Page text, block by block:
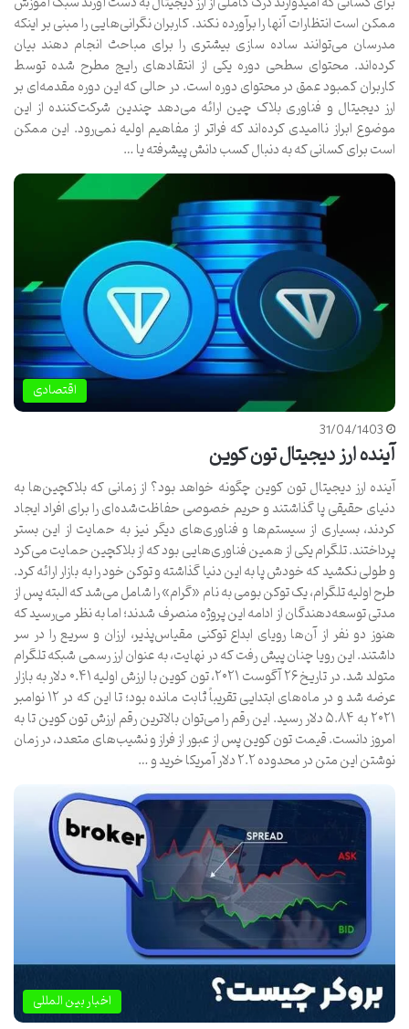
ممکن است انتظارات آنها را برآورده نکند. کاربران نگرانی‌هایی را مبنی بر اینکه
مدرسان می‌توانند ساده سازی بیشتری را برای مباحث انجام دهند بیان
کرده‌اند. محتوای سطحی دوره یکی از انتقادهای رایج مطرح شده توسط
کاربران کمبود عمق در محتوای دوره است. در حالی که این دوره مقدمه‌ای بر
ارز دیجیتال و فناوری بلاک چین ارائه می‌دهد چندین شرکت‌کننده از این
موضوع ابراز ناامیدی کرده‌اند که فراتر از مفاهیم اولیه نمی‌رود. این ممکن
است برای کسانی که به دنبال کسب دانش پیشرفته یا …
اقتصادی
31/04/1403
آینده ارز دیجیتال تون کوین
آینده ارز دیجیتال تون کوین چگونه خواهد بود؟ از زمانی که بلاکچین‌ها به
دنیای حقیقی پا گذاشتند و حریم خصوصی حفاظت‌شده‌ای را برای افراد ایجاد
کردند، بسیاری از سیستم‌ها و فناوری‌های دیگر نیز به حمایت از این بستر
پرداختند. تلگرام یکی از همین فناوری‌هایی بود که از بلاکچین حمایت می‌کرد
و طولی نکشید که خودش پا به این دنیا گذاشته و توکن خود را به بازار ارائه کرد.
طرح اولیه تلگرام، یک توکن بومی به نام «گرام» را شامل می‌شد که البته پس از
مدتی توسعه‌دهندگان از ادامه این پروژه منصرف شدند؛ اما به نظر می‌رسید که
هنوز دو نفر از آن‌ها رویای ابداع توکنی مقیاس‌پذیر، ارزان و سریع را در سر
داشتند. این رویا چنان پیش رفت که در نهایت، به عنوان ارز رسمی شبکه تلگرام
متولد شد. در تاریخ ۲۶ آگوست ۲۰۲۱، تون کوین با ارزش اولیه ۰.۴۱ دلار به بازار
عرضه شد و در ماه‌های ابتدایی تقریباً ثابت مانده بود؛ تا این که در ۱۲ نوامبر
۲۰۲۱ به ۵.۸۴ دلار رسید. این رقم را می‌توان بالاترین رقم ارزش تون کوین تا به
امروز دانست. قیمت تون کوین پس از عبور از فراز و نشیب‌های متعدد، در زمان
نوشتن این متن در محدوده ۲.۲ دلار آمریکا خرید و …
اخبار بین المللی